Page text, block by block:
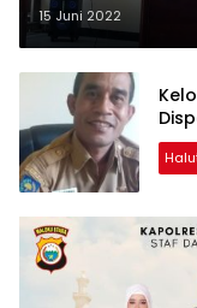
15 Juni 2022